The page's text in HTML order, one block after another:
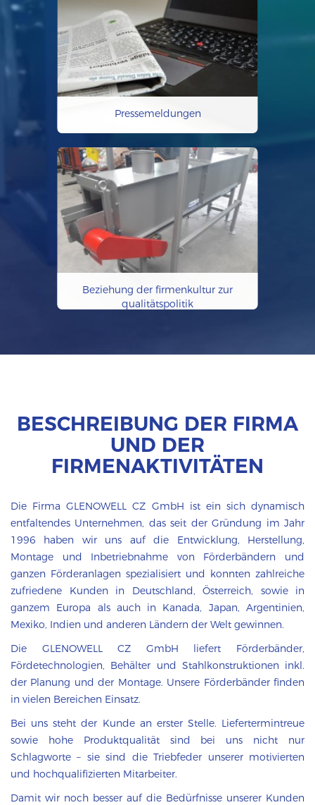
Pressemeldungen
Beziehung der firmenkultur zur
qualitätspolitik
BESCHREIBUNG DER FIRMA
UND DER
FIRMENAKTIVITÄTEN
Die Firma GLENOWELL CZ GmbH ist ein sich dynamisch
entfaltendes Unternehmen, das seit der Gründung im Jahr
1996 haben wir uns auf die Entwicklung, Herstellung,
Montage und Inbetriebnahme von Förderbändern und
ganzen Förderanlagen spezialisiert und konnten zahlreiche
zufriedene Kunden in Deutschland, Österreich, sowie in
ganzem Europa als auch in Kanada, Japan, Argentinien,
Mexiko, Indien und anderen Ländern der Welt gewinnen.
Die GLENOWELL CZ GmbH liefert Förderbänder,
Fördetechnologien, Behälter und Stahlkonstruktionen inkl.
der Planung und der Montage. Unsere Förderbänder finden
in vielen Bereichen Einsatz.
Bei uns steht der Kunde an erster Stelle. Liefertermintreue
sowie hohe Produktqualität sind bei uns nicht nur
Schlagworte – sie sind die Triebfeder unserer motivierten
und hochqualifizierten Mitarbeiter.
Damit wir noch besser auf die Bedürfnisse unserer Kunden